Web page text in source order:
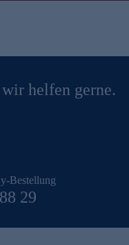
helfen gerne.
Bestellung
29